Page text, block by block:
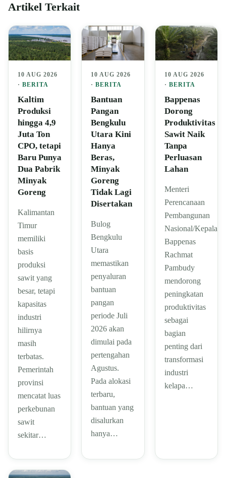
Artikel Terkait
10 AUG 2026
· BERITA
Kaltim
Produksi
hingga 4,9
Juta Ton
CPO, tetapi
Baru Punya
Dua Pabrik
Minyak
Goreng
Kalimantan
Timur
memiliki
basis
produksi
sawit yang
besar, tetapi
kapasitas
industri
hilirnya
masih
terbatas.
Pemerintah
provinsi
mencatat luas
perkebunan
sawit
sekitar…
10 AUG 2026
·BERITA
Bantuan
Pangan
Bengkulu
Utara Kini
Hanya
Beras,
Minyak
Goreng
Tidak Lagi
Disertakan
Bulog
Bengkulu
Utara
memastikan
penyaluran
bantuan
pangan
periode Juli
2026 akan
dimulai pada
pertengahan
Agustus.
Pada alokasi
terbaru,
bantuan yang
disalurkan
hanya…
10 AUG 2026
· BERITA
Bappenas
Dorong
Produktivitas
Sawit Naik
Tanpa
Perluasan
Lahan
Menteri
Perencanaan
Pembangunan
Nasional/Kepala
Bappenas
Rachmat
Pambudy
mendorong
peningkatan
produktivitas
sebagai
bagian
penting dari
transformasi
industri
kelapa…